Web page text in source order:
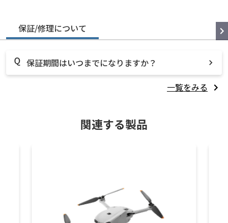
保証/修理について
保証期間はいつまでになりますか？
一覧をみる
関連する製品